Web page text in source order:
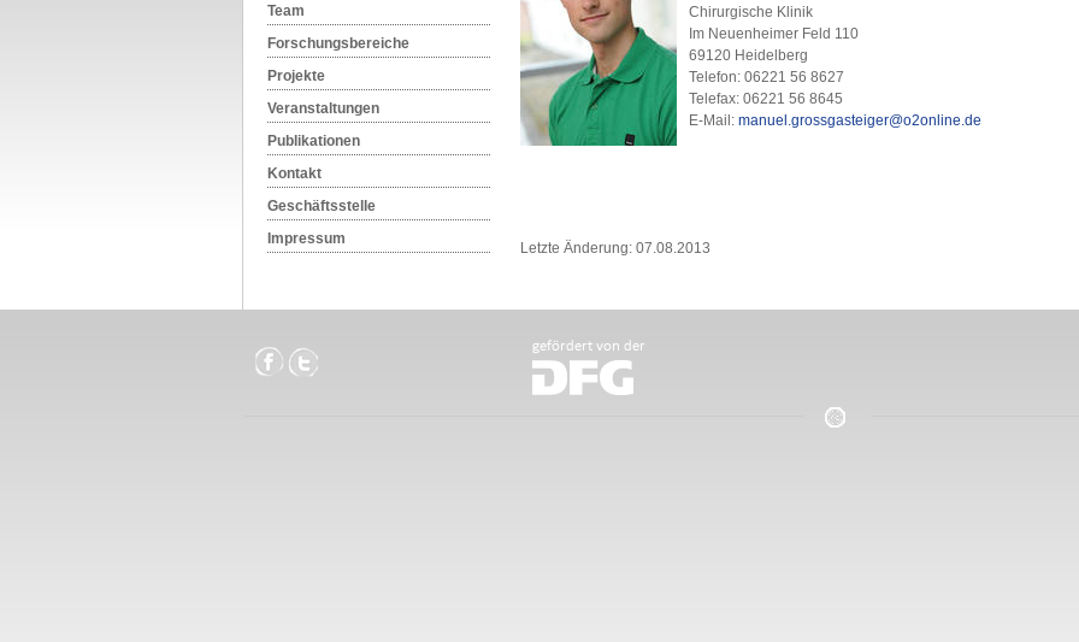
Team
Forschungsbereiche
Projekte
Veranstaltungen
Publikationen
Kontakt
Geschäftsstelle
Impressum
Chirurgische Klinik
Im Neuenheimer Feld 110
69120 Heidelberg
Telefon: 06221 56 8627
Telefax: 06221 56 8645
E-Mail: manuel.grossgasteiger@o2online.de
Letzte Änderung: 07.08.2013